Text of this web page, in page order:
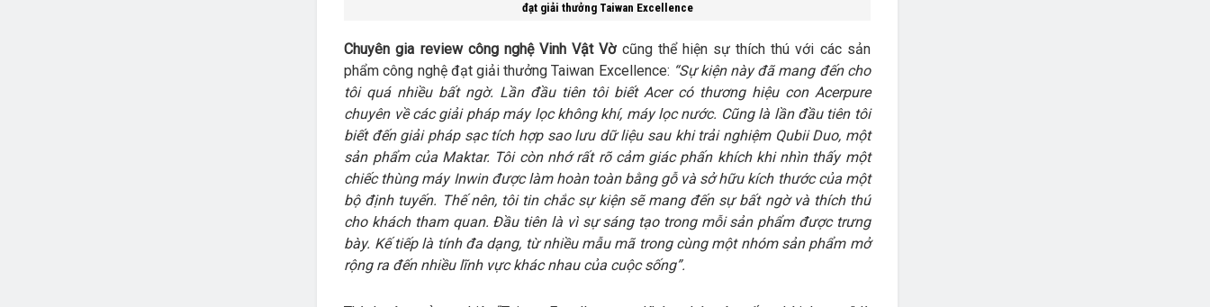
đạt giải thưởng Taiwan Excellence
Chuyên gia review công nghệ Vinh Vật Vờcũng thể hiện sự thích thú với các sản
phẩm công nghệ đạt giải thưởng Taiwan Excellence: “Sự kiện này đã mang đến cho
tôi quá nhiều bất ngờ. Lần đầu tiên tôi biết Acer có thương hiệu con Acerpure
chuyên về các giải pháp máy lọc không khí, máy lọc nước. Cũng là lần đầu tiên tôi
biết đến giải pháp sạc tích hợp sao lưu dữ liệu sau khi trải nghiệm Qubii Duo, một
sản phẩm của Maktar. Tôi còn nhớ rất rõ cảm giác phấn khích khi nhìn thấy một
chiếc thùng máy Inwin được làm hoàn toàn bằng gỗ và sở hữu kích thước của một
bộ định tuyến. Thế nên, tôi tin chắc sự kiện sẽ mang đến sự bất ngờ và thích thú
cho khách tham quan. Đầu tiên là vì sự sáng tạo trong mỗi sản phẩm được trưng
bày. Kế tiếp là tính đa dạng, từ nhiều mẫu mã trong cùng một nhóm sản phẩm mở
rộng ra đến nhiều lĩnh vực khác nhau của cuộc sống”.